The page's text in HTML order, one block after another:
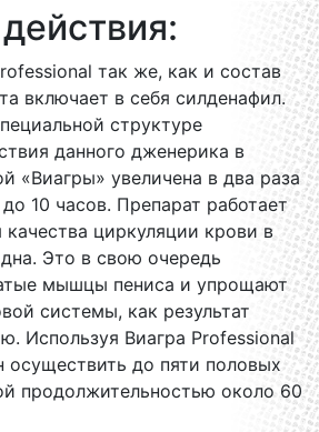
так же, как и состав
включает в себя силденафил.
структуре
данного дженерика в
«Виагры» увеличена в два раза
10 часов. Препарат работает
качества циркуляции крови в
Это в свою очередь
мышцы пениса и упрощают
системы, как результат
Используя Виагра Professional
осуществить до пяти половых
продолжительностью около 60